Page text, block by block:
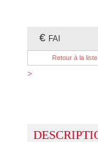
€ FAI
Retour à la
>